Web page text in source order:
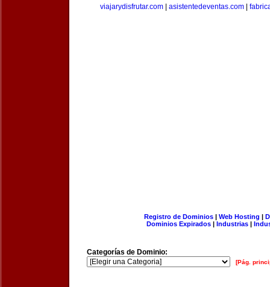
viajarydisfrutar.com
asistentedeventas.com
Registro de Dominios| Web Hosting |
Dominios Expirados | Industrias |
Categorías de Dominio:
[Pág.